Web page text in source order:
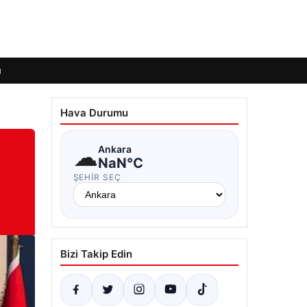
Hava Durumu
☁Ankara
NaN°C
ŞEHIR SEÇ
Bizi Takip Edin